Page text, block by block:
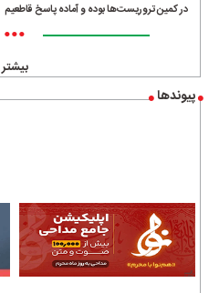
در کمین تروریست‌ها بوده و آماده پاسخ قاطعیم
•••
بیشتر
پیوندها